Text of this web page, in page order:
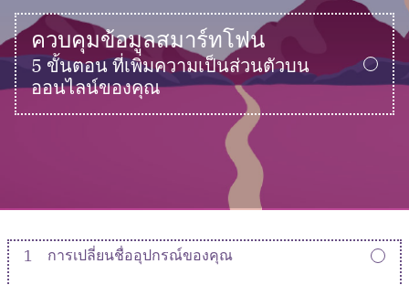
ควบคุมข้อมูลสมาร์ทโฟน
5 ขั้นตอน ที่เพิ่มความเป็นส่วนตัวบน
ออนไลน์ของคุณ
1 การเปลี่ยนชื่ออุปกรณ์ของคุณ